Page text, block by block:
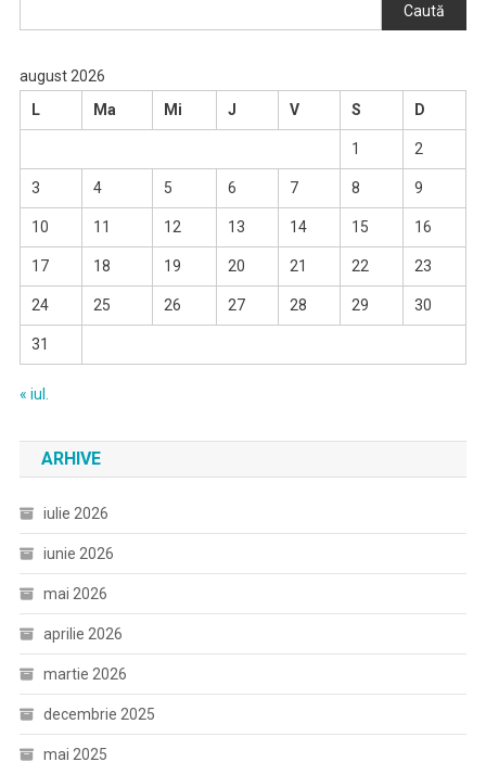
Caută
august 2026
L
Ma Mi J V S D
1 2
3 4 5 6 7 8 9
10 11 12 13 14 15 16
17 18 19 20 21 22 23
24 25 26 27 28 29 30
31
« iul.
ARHIVE
iulie 2026
iunie 2026
mai 2026
aprilie 2026
martie 2026
decembrie 2025
mai 2025